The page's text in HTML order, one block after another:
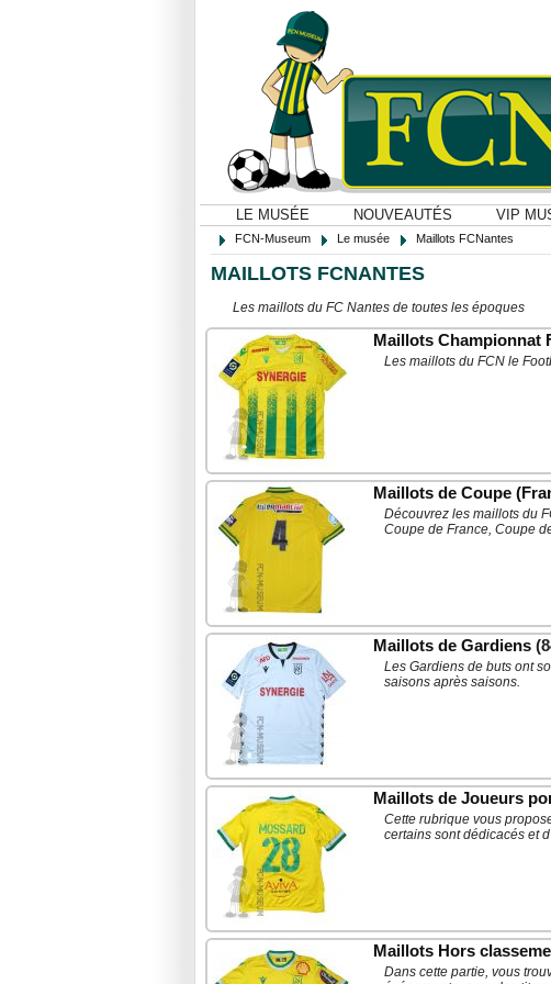
LE MUSÉE NOUVEAUTÉS VIP
FCN-Museum Le musée Maillots FCNantes
MAILLOTS FCNANTES
Les maillots du FC Nantes de toutes les époques
Maillots Championnat
Les maillots du FCN le
Maillots de Coupe
Découvrez les maillots du
Coupe de France, Coupe
Maillots de Gardiens
Les Gardiens de buts ont
saisons après saisons.
Maillots de Joueurs
Cette rubrique vous
certains sont dédicacés et
Maillots Hors
Dans cette partie, vous